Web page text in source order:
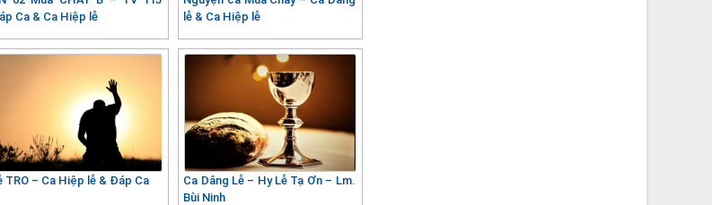
Ca & Ca Hiệp lễ
lễ & Ca Hiệp lễ
TRO – Ca Hiệp lễ & Đáp Ca
Ca Dâng Lễ – Hy Lễ Tạ Ơn – Lm.
Bùi Ninh